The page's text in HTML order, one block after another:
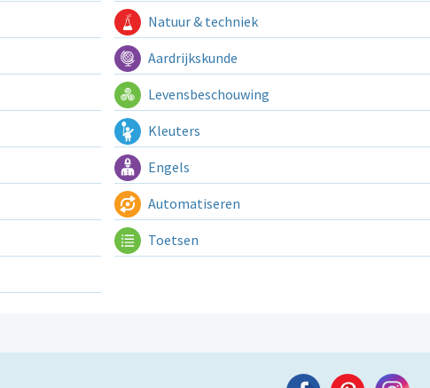
Natuur & techniek
Aardrijkskunde
Levensbeschouwing
Kleuters
Engels
Automatiseren
Toetsen